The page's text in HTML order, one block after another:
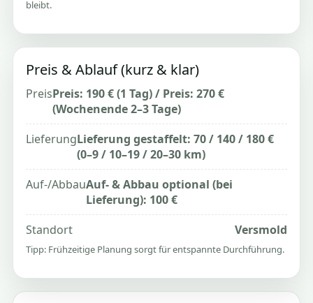
bleibt.
Preis & Ablauf (kurz & klar)
PreisPreis: 190 € (1 Tag) / Preis: 270 €
(Wochenende 2–3 Tage)
LieferungLieferung gestaffelt: 70 / 140 / 180 €
(0–9 / 10–19 / 20–30 km)
Auf-/AbbauAuf- & Abbau optional (bei
Lieferung): 100 €
Standort
Versmold
Tipp: Frühzeitige Planung sorgt für entspannte Durchführung.